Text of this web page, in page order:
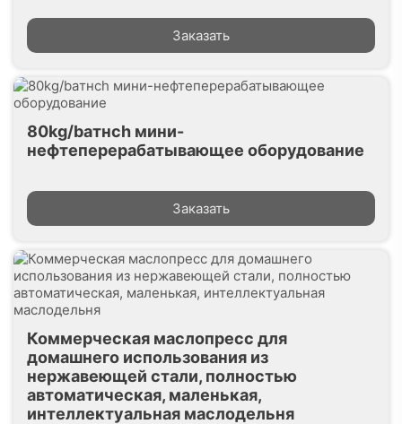
Заказать
80kg/baтнch мини-
нефтеперерабатывающее оборудование
Заказать
Коммерческая маслопресс для
домашнего использования из
нержавеющей стали, полностью
автоматическая, маленькая,
интеллектуальная маслодельня